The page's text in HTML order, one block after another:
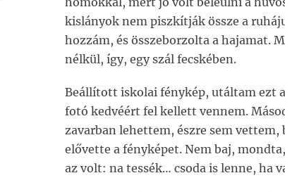
kislányok nem piszkítják össze a
hozzám, és összeborzolta a hajamat.
nélkül, így, egy szál fecskében.
Beállított iskolai fénykép, utáltam ezt
fotó kedvéért fel kellett vennem.
zavarban lehettem, észre sem
elővette a fényképet. Nem baj,
az volt: na tessék… csoda is lenne, ha